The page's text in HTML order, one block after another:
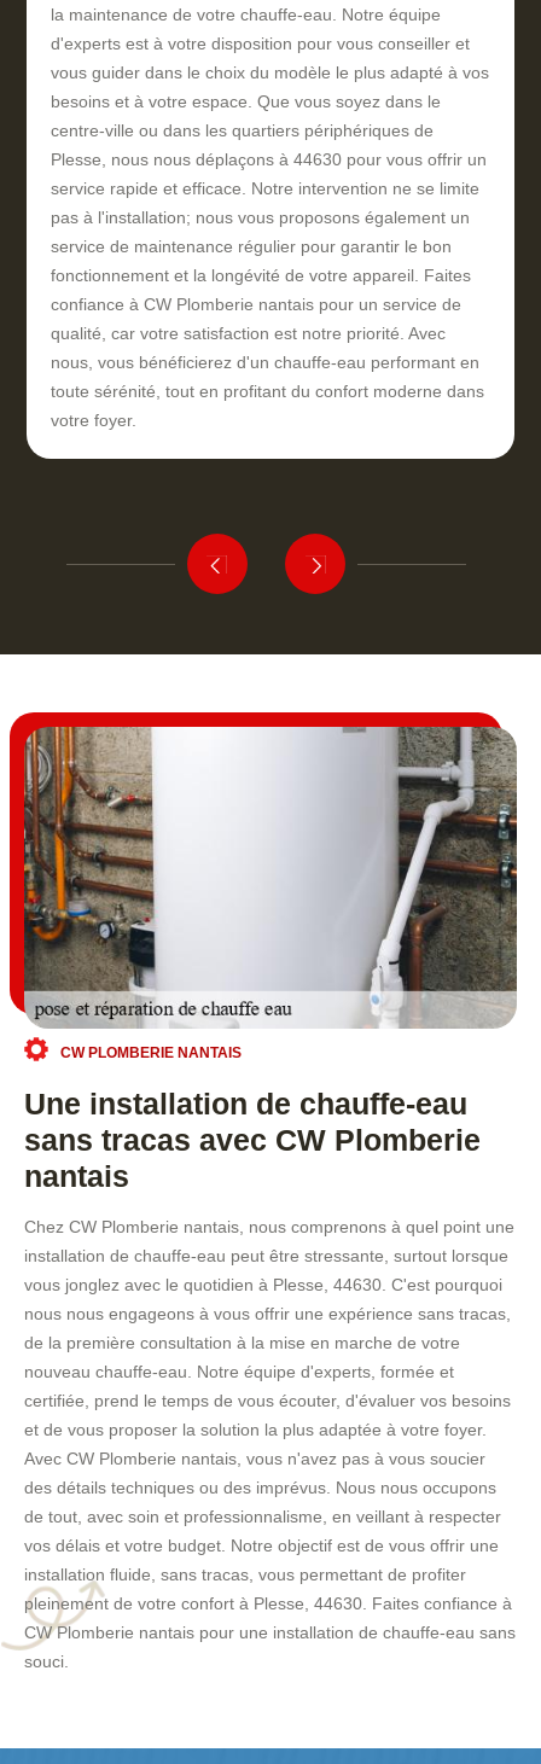
la maintenance de votre chauffe-eau. Notre équipe
d'experts est à votre disposition pour vous conseiller et
vous guider dans le choix du modèle le plus adapté à vos
besoins et à votre espace. Que vous soyez dans le
centre-ville ou dans les quartiers périphériques de
Plesse, nous nous déplaçons à 44630 pour vous offrir un
service rapide et efficace. Notre intervention ne se limite
pas à l'installation; nous vous proposons également un
service de maintenance régulier pour garantir le bon
fonctionnement et la longévité de votre appareil. Faites
confiance à CW Plomberie nantais pour un service de
qualité, car votre satisfaction est notre priorité. Avec
nous, vous bénéficierez d'un chauffe-eau performant en
toute sérénité, tout en profitant du confort moderne dans
votre foyer.
CW PLOMBERIE NANTAIS
Une installation de chauffe-eau
sans tracas avec CW Plomberie
nantais
Chez CW Plomberie nantais, nous comprenons à quel point une
installation de chauffe-eau peut être stressante, surtout lorsque
vous jonglez avec le quotidien à Plesse, 44630. C'est pourquoi
nous nous engageons à vous offrir une expérience sans tracas,
de la première consultation à la mise en marche de votre
nouveau chauffe-eau. Notre équipe d'experts, formée et
certifiée, prend le temps de vous écouter, d'évaluer vos besoins
et de vous proposer la solution la plus adaptée à votre foyer.
Avec CW Plomberie nantais, vous n'avez pas à vous soucier
des détails techniques ou des imprévus. Nous nous occupons
de tout, avec soin et professionnalisme, en veillant à respecter
vos délais et votre budget. Notre objectif est de vous offrir une
installation fluide, sans tracas, vous permettant de profiter
pleinement de votre confort à Plesse, 44630. Faites confiance à
CW Plomberie nantais pour une installation de chauffe-eau sans
souci.